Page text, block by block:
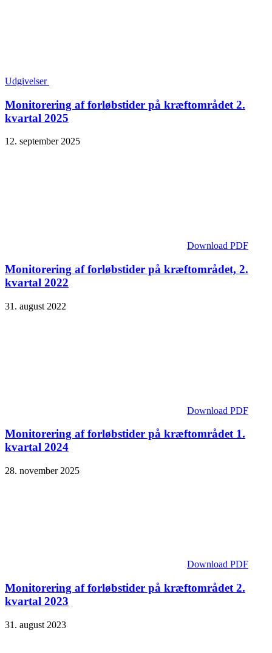
Udgivelser
Monitorering af forløbstider på kræftområdet 2.
kvartal 2025
12. september 2025
Download PDF
Monitorering af forløbstider på kræftområdet, 2.
kvartal 2022
31. august 2022
Download PDF
Monitorering af forløbstider på kræftområdet 1.
kvartal 2024
28. november 2025
Download PDF
Monitorering af forløbstider på kræftområdet 2.
kvartal 2023
31. august 2023